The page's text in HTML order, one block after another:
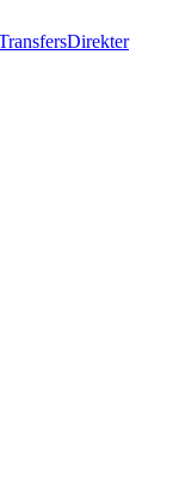
Direkter